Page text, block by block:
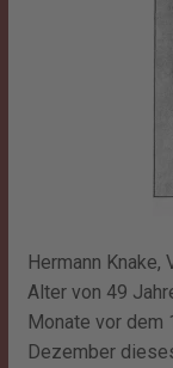
Hermann
Alter von 49
Monate vor dem
Dezember